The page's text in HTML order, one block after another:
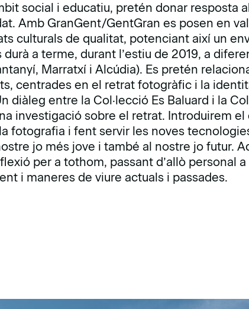
social i educatiu, pretén donar resposta
Amb GranGent/GentGran es posen en
culturals de qualitat, potenciant així un
durà a terme, durant l’estiu de 2019, a
Marratxí i Alcúdia). Es pretén
centrades en el retrat fotogràfic i la
diàleg entre la Col·lecció Es Baluard i la
investigació sobre el retrat. Introduirem
fotografia i fent servir les noves
jo més jove i també al nostre jo futur.
per a tothom, passant d’allò personal
i maneres de viure actuals i passades.